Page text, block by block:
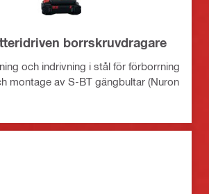
borrskruvdragare
och indrivning i stål för förborrning
montage av S-BT gängbultar (Nuron